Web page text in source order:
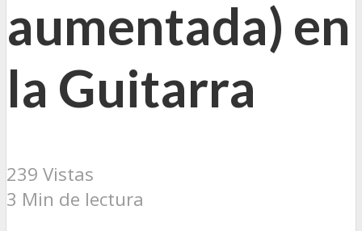
aumentada) en
la Guitarra
239 Vistas
3 Min de lectura